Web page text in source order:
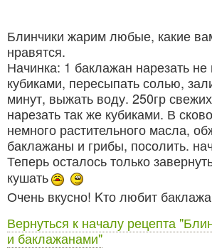
Блинчики жарим любые, какие
нравятся.
Начинка: 1 баклажан нарезать
кубиками, пересыпать солью,
минут, выжать воду. 250гр
нарезать так же кубиками. В
немного растительного масла,
баклажаны и грибы, посолить.
Теперь осталось только
кушать
Очень вкусно! Kто любит
Вернуться к началу рецепта
и баклажанами"